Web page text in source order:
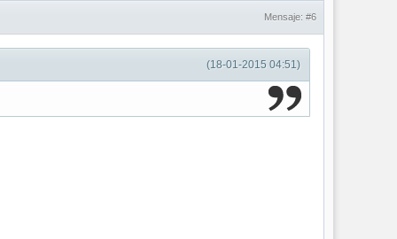
Mensaje: #6
(18-01-2015 04:51)